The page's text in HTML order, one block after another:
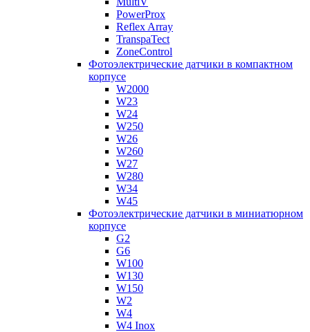
PowerProx
Reflex Array
TranspaTect
ZoneControl
Фотоэлектрические датчики в компактном
корпусе
W2000
W23
W24
W250
W26
W260
W27
W280
W34
W45
Фотоэлектрические датчики в миниатюрном
корпусе
G2
G6
W100
W130
W150
W2
W4
W4 Inox